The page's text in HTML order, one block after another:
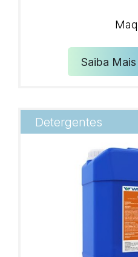
Saiba Mais
Detergentes